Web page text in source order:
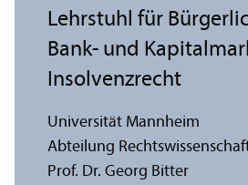
Lehr­stuhl für
Bank- und
Insolvenzrecht
Universität Mannheim
Abteilung
Prof. Dr. Georg Bitter